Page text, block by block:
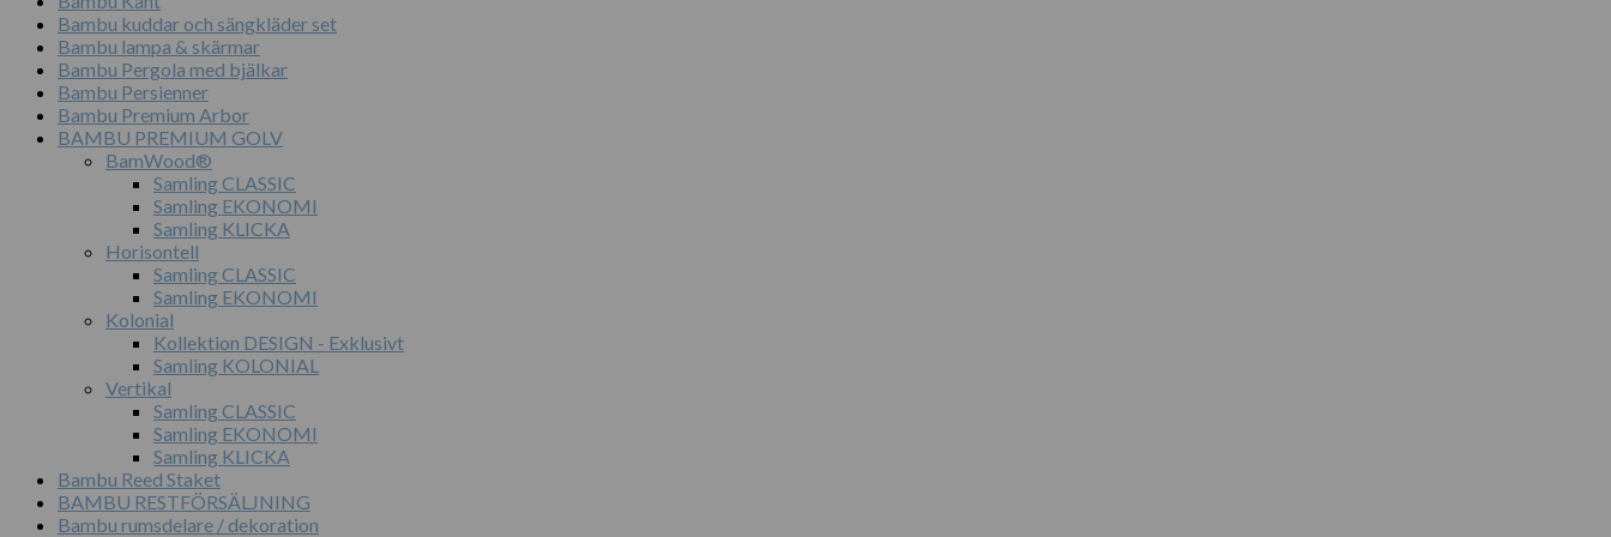
Bambu kuddar och sängkläder set
Bambu lampa & skärmar
Bambu Pergola med bjälkar
Bambu Persienner
Bambu Premium Arbor
BAMBU PREMIUM GOLV
BamWood®
Samling CLASSIC
Samling EKONOMI
Samling KLICKA
Horisontell
Samling CLASSIC
Samling EKONOMI
Kolonial
Kollektion DESIGN - Exklusivt
Samling KOLONIAL
Vertikal
Samling CLASSIC
Samling EKONOMI
Samling KLICKA
Bambu Reed Staket
BAMBU RESTFÖRSÄLJNING
Bambu rumsdelare / dekoration